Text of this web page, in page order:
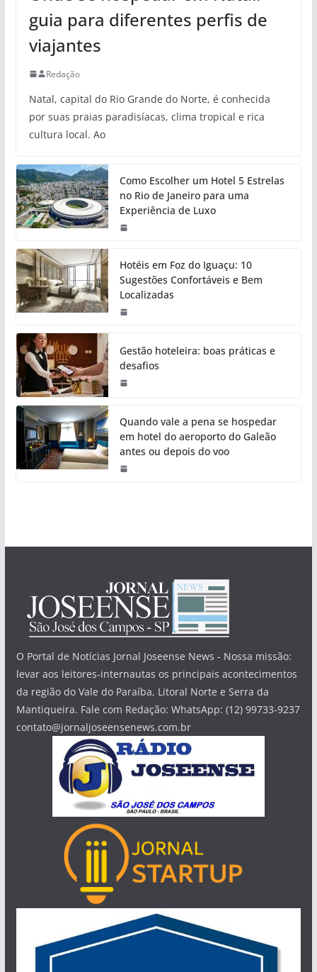
guia para diferentes perfis de
viajantes
Redação
Natal, capital do Rio Grande do Norte, é conhecida
por suas praias paradisíacas, clima tropical e rica
cultura local. Ao
Como Escolher um Hotel 5 Estrelas
no Rio de Janeiro para uma
Experiência de Luxo
Hotéis em Foz do Iguaçu: 10
Sugestões Confortáveis e Bem
Localizadas
Gestão hoteleira: boas práticas e
desafios
Quando vale a pena se hospedar
em hotel do aeroporto do Galeão
antes ou depois do voo
O Portal de Notícias Jornal Joseense News - Nossa missão:
levar aos leitores-internautas os principais acontecimentos
da região do Vale do Paraíba, Litoral Norte e Serra da
Mantiqueira. Fale com Redação: WhatsApp: (12) 99733-9237
contato@jornaljoseensenews.com.br